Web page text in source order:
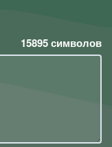
15895символов